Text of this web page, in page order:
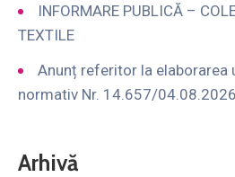
INFORMARE PUBLICĂ –
TEXTILE
Anunț referitor la elaborarea
normativ Nr. 14.657/04.08.2026
Arhivă